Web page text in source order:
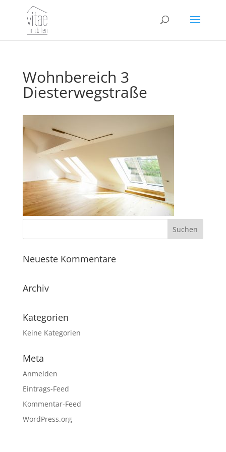
Wohnbereich 3
Diesterwegstraße
Neueste Kommentare
Archiv
Kategorien
Keine Kategorien
Meta
Anmelden
Eintrags-Feed
Kommentar-Feed
WordPress.org